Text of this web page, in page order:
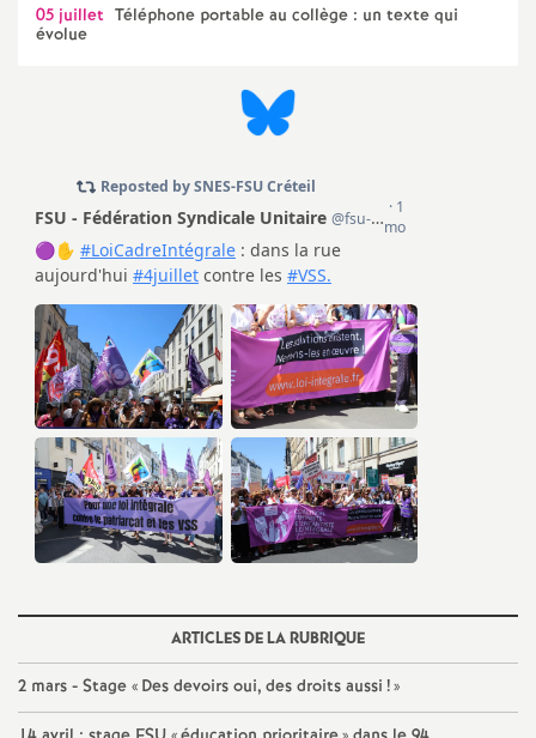
s
S
c
o
n
d
d
e
g
05 juillet Téléphone portable au collège : un texte qui
évolue
ARTICLES DE LA RUBRIQUE
2 mars - Stage « Des devoirs oui, des droits aussi !»